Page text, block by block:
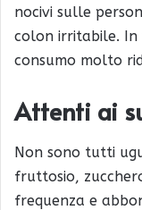
nocivi sulle
colon irritabile. In
consumo molto
Attenti ai
Non sono tutti
fruttosio,
frequenza e